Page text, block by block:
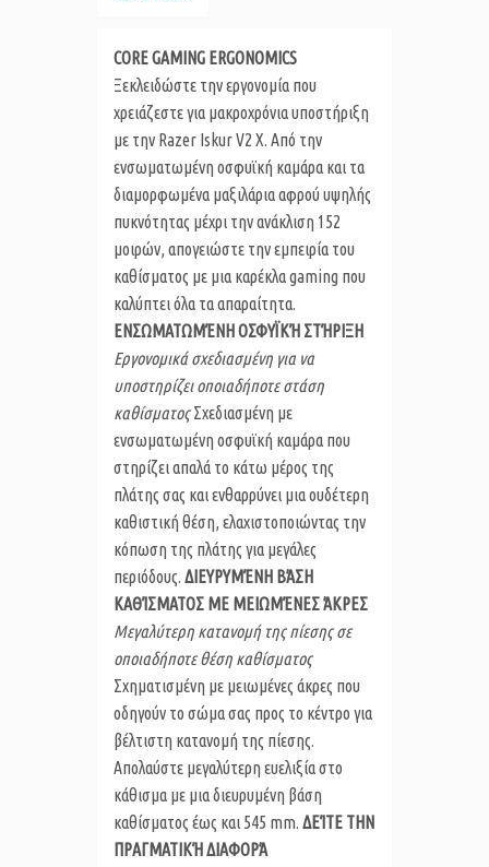
CORE GAMING ERGONOMICS
Ξεκλειδώστε την εργονομία που
χρειάζεστε για μακροχρόνια υποστήριξη
με την Razer Iskur V2 X. Από την
ενσωματωμένη οσφυϊκή καμάρα και τα
διαμορφωμένα μαξιλάρια αφρού υψηλής
πυκνότητας μέχρι την ανάκλιση 152
μοιρών, απογειώστε την εμπειρία του
καθίσματος με μια καρέκλα gaming που
καλύπτει όλα τα απαραίτητα.
ΕΝΣΩΜΑΤΩΜΈΝΗ ΟΣΦΥΪΚΉ ΣΤΉΡΙΞΗ
Εργονομικά σχεδιασμένη για να
υποστηρίζει οποιαδήποτε στάση
καθίσματοςΣχεδιασμένη με
ενσωματωμένη οσφυϊκή καμάρα που
στηρίζει απαλά το κάτω μέρος της
πλάτης σας και ενθαρρύνει μια ουδέτερη
καθιστική θέση, ελαχιστοποιώντας την
κόπωση της πλάτης για μεγάλες
περιόδους. ΔΙΕΥΡΥΜΈΝΗ ΒΆΣΗ
ΚΑΘΊΣΜΑΤΟΣ ΜΕ ΜΕΙΩΜΈΝΕΣ ΆΚΡΕΣ
Μεγαλύτερη κατανομή της πίεσης σε
οποιαδήποτε θέση καθίσματος
Σχηματισμένη με μειωμένες άκρες που
οδηγούν το σώμα σας προς το κέντρο για
βέλτιστη κατανομή της πίεσης.
Απολαύστε μεγαλύτερη ευελιξία στο
κάθισμα με μια διευρυμένη βάση
καθίσματος έως και 545 mm. ΔΕΊΤΕ ΤΗΝ
ΠΡΑΓΜΑΤΙΚΉ ΔΙΑΦΟΡΆ